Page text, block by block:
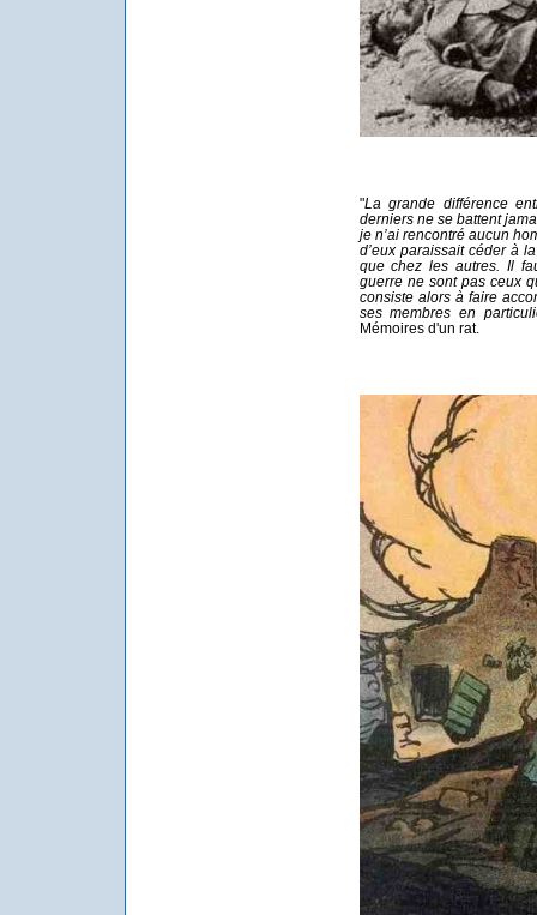
"La grande différence
derniers ne se battent
je n’ai rencontré aucun
d’eux paraissait céder à
que chez les autres. Il
guerre ne sont pas ceux
consiste alors à faire
ses membres en
Mémoires d'un rat.